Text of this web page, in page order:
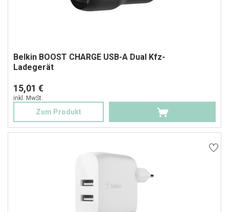
Belkin BOOST CHARGE USB-A Dual Kfz-
Ladegerät
15,01 €
inkl. MwSt.
Zum Produkt